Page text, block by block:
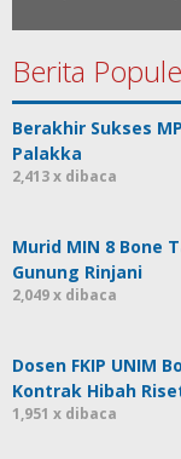
Berita
Berakhir Sukses
Palakka
2,413 x dibaca
Murid MIN 8 Bone
Gunung Rinjani
2,049 x dibaca
Dosen FKIP UNIM
Kontrak Hibah
1,951 x dibaca